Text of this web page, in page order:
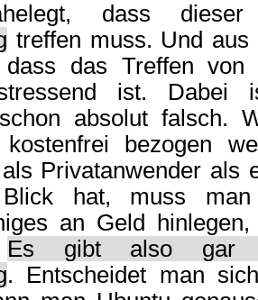
dass
treffen muss. Und aus
das Treffen von
ist. Dabei
absolut falsch.
kostenfrei bezogen
Privatanwender als
hat, muss man
an Geld
Es gibt also gar
. Entscheidet man